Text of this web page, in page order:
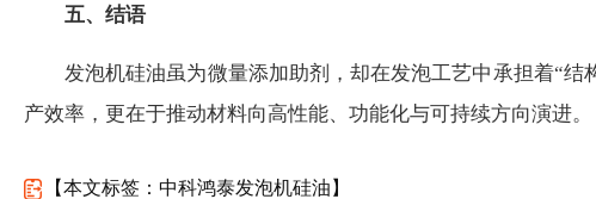
五、结语
发泡机硅油虽为微量添加助剂，却在发泡工艺中承担着“
产效率，更在于推动材料向高性能、功能化与可持续方向演进。
【本文标签：中科鸿泰发泡机硅油】